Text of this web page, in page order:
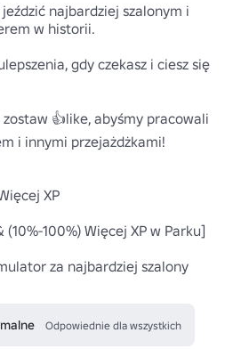
najbardziej szalonym i
w historii.
gdy czekasz i ciesz się
👍like, abyśmy pracowali
i innymi przejażdżkami!
XP
100%) Więcej XP w Parku]
za najbardziej szalony
Odpowiednie dla wszystkich